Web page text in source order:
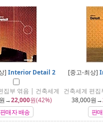
] Interior Detail 2
집부 엮음 | 건축세계
→22,000원(42%)
판매자 배송
[중고-최상]
건축세계 편
38,000원→
판